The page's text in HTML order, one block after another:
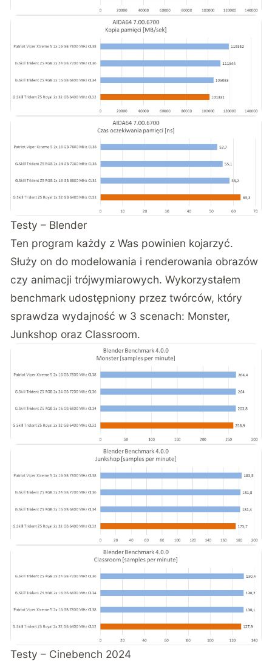
Testy – Blender
Ten program każdy z Was powinien kojarzyć.
Służy on do modelowania i renderowania obrazów
czy animacji trójwymiarowych. Wykorzystałem
benchmark udostępniony przez twórców, który
sprawdza wydajność w 3 scenach: Monster,
Junkshop oraz Classroom.
Testy – Cinebench 2024